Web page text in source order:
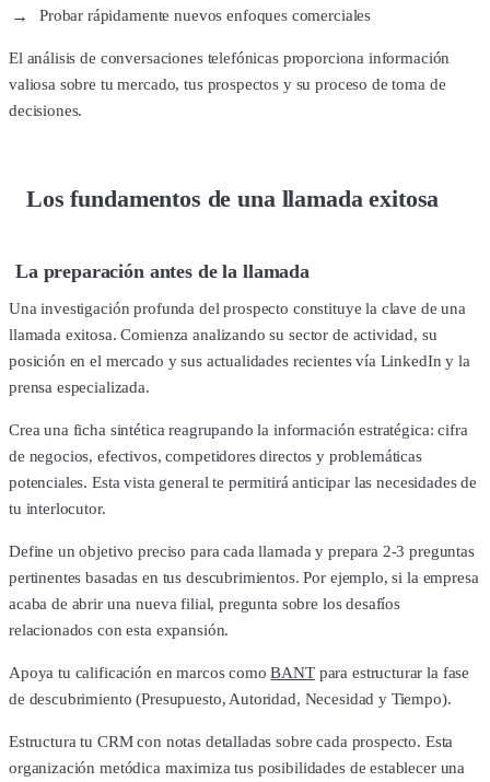
Probar rápidamente nuevos enfoques comerciales
El análisis de conversaciones telefónicas proporciona información
valiosa sobre tu mercado, tus prospectos y su proceso de toma de
decisiones.
Los fundamentos de una llamada exitosa
La preparación antes de la llamada
Una investigación profunda del prospecto constituye la clave de una
llamada exitosa. Comienza analizando su sector de actividad, su
posición en el mercado y sus actualidades recientes vía LinkedIn y la
prensa especializada.
Crea una ficha sintética reagrupando la información estratégica: cifra
de negocios, efectivos, competidores directos y problemáticas
potenciales. Esta vista general te permitirá anticipar las necesidades de
tu interlocutor.
Define un objetivo preciso para cada llamada y prepara 2-3 preguntas
pertinentes basadas en tus descubrimientos. Por ejemplo, si la empresa
acaba de abrir una nueva filial, pregunta sobre los desafíos
relacionados con esta expansión.
Apoya tu calificación en marcos comoBANTpara estructurar la fase
de descubrimiento (Presupuesto, Autoridad, Necesidad y Tiempo).
Estructura tu CRM con notas detalladas sobre cada prospecto. Esta
organización metódica maximiza tus posibilidades de establecer una